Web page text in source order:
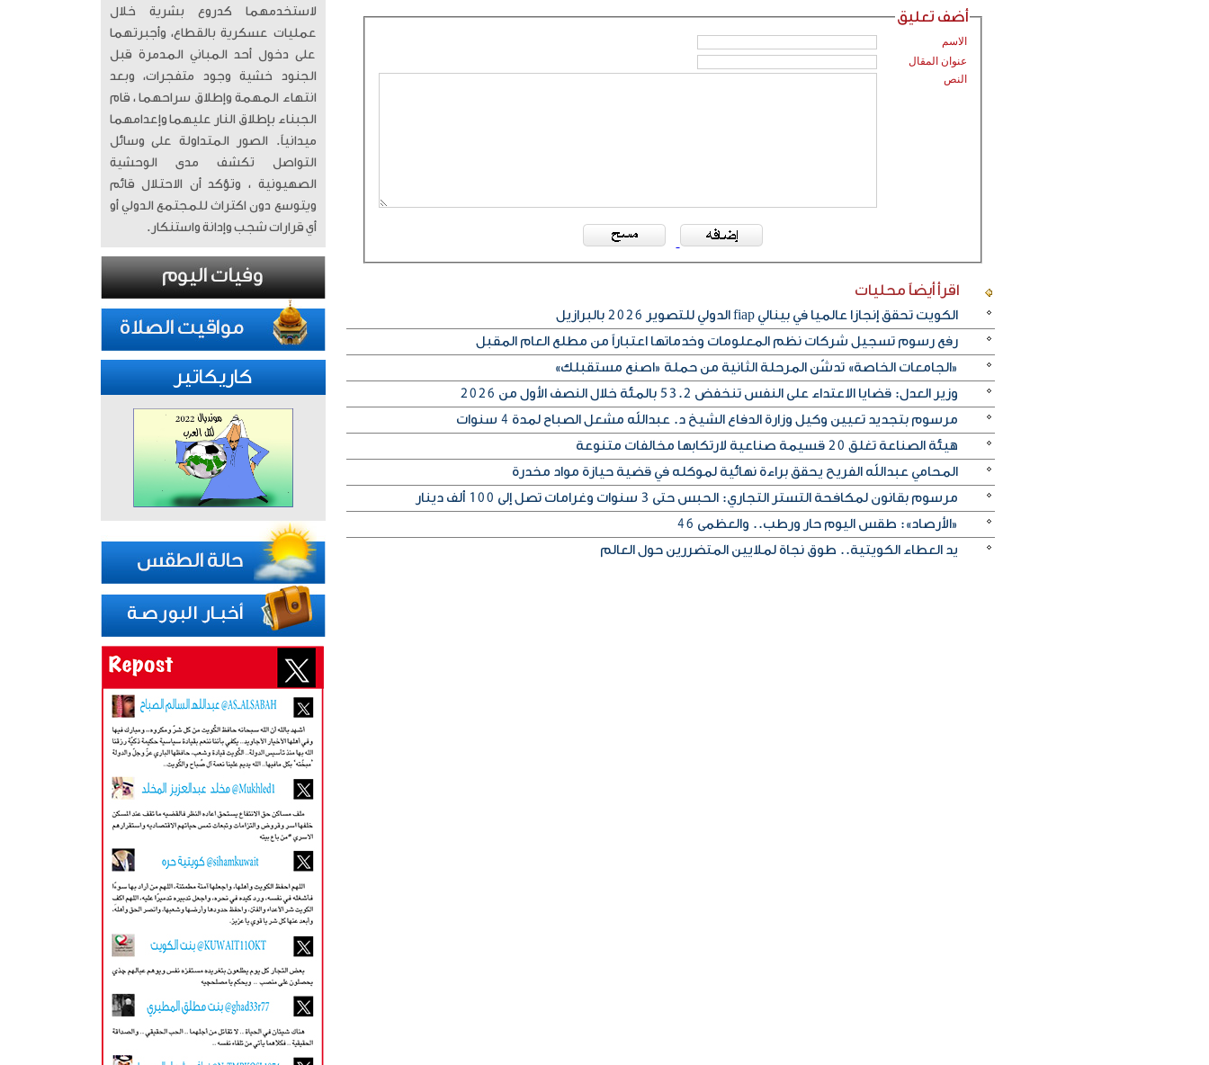
أضف تعليق
الاسم
عنوان المقال
النص
اقرأ أيضاً محليات
الكويت تحقق إنجازا عالميا في بينالي fiap الدولي للتصوير 2026 بالبرازيل
رفع رسوم تسجيل شركات نظم المعلومات وخدماتها اعتباراً من مطلع العام المقبل
«الجامعات الخاصة» تدشّن المرحلة الثانية من حملة «اصنع مستقبلك»
وزير العدل: قضايا الاعتداء على النفس تنخفض 53.2 بالمئة خلال النصف الأول من 2026
مرسوم بتجديد تعيين وكيل وزارة الدفاع الشيخ د. عبدالله مشعل الصباح لمدة 4 سنوات
هيئة الصناعة تغلق 20 قسيمة صناعية لارتكابها مخالفات متنوعة
المحامي عبدالله الفريح يحقق براءة نهائية لموكله في قضية حيازة مواد مخدرة
مرسوم بقانون لمكافحة التستر التجاري: الحبس حتى 3 سنوات وغرامات تصل إلى 100 ألف دينار
«الأرصاد»: طقس اليوم حار ورطب.. والعظمى 46
يد العطاء الكويتية.. طوق نجاة لملايين المتضررين حول العالم
لاستخدمهما كدروع بشرية خلال
عمليات عسكرية بالقطاع، وأجبرتهما
على دخول أحد المباني المدمرة قبل
الجنود خشية وجود متفجرات، وبعد
انتهاء المهمة وإطلاق سراحهما ، قام
الجبناء بإطلاق النار عليهما وإعدامهما
ميدانياً. الصور المتداولة على وسائل
التواصل تكشف مدى الوحشية
الصهيونية ، وتؤكد أن الاحتلال قائم
ويتوسع دون اكتراث للمجتمع الدولي أو
أي قرارات شجب وإدانة واستنكار.
كاريكاتير